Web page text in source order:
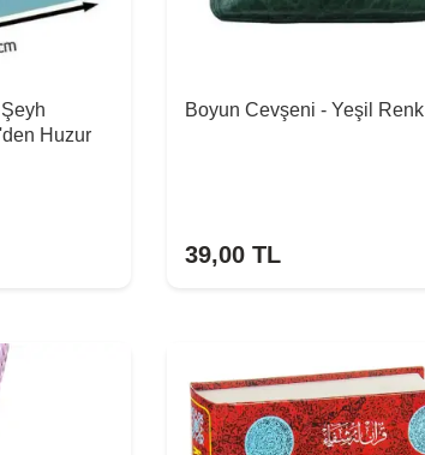
Huzur
Boyun Cevşeni - Yeşil Renk
39,00 TL